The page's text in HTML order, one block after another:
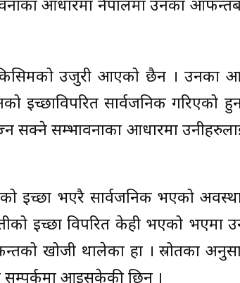
आधारमा नेपालमा उनका
किसिमको उजुरी आएको छैन । उनका
इच्छाविपरित सार्वजनिक गरिएको
सक्ने सम्भावनाका आधारमा
इच्छा भएरै सार्वजनिक भएको
इच्छा विपरित केही भएको भएमा
खोजी थालेका हौं । स्रोतका